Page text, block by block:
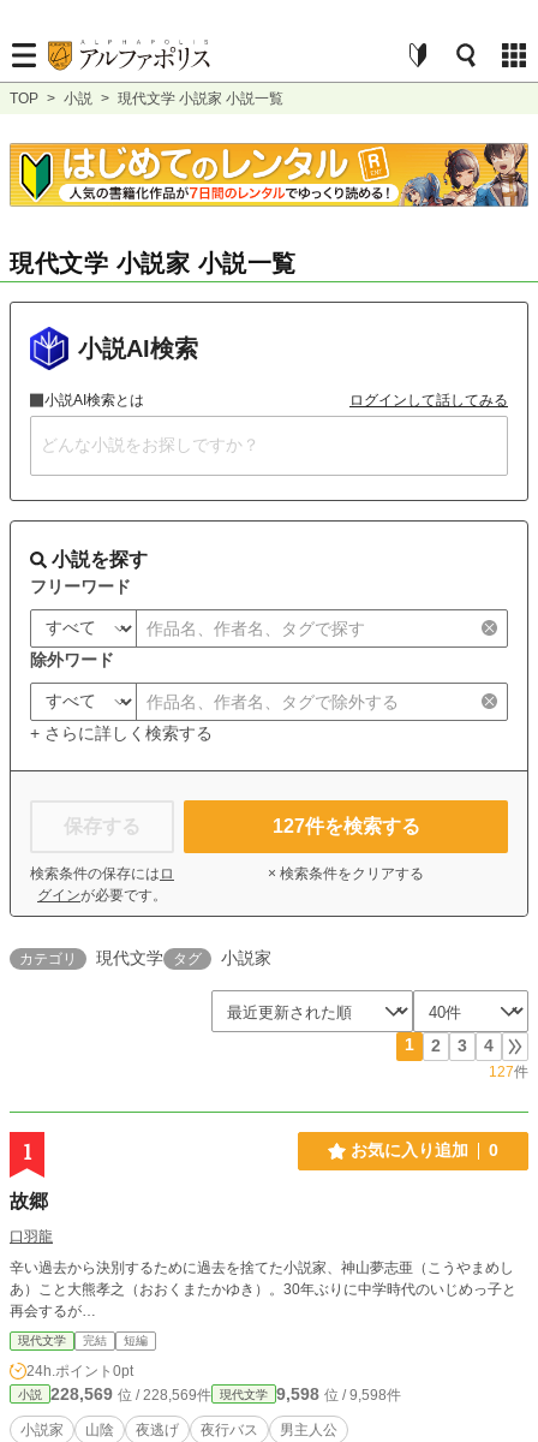
TOP > 小説 > 現代文学 小説家 小説一覧
現代文学 小説家 小説一覧
小説AI検索
小説AI検索とは ログインして話してみる
小説を探す
フリーワード
除外ワード
+ さらに詳しく検索する
保存する
検索条件の保存には ロ
グインが必要です。
127件を検索する
× 検索条件をクリアする
カテゴリ 現代文学 タグ 小説家
1 2 3 4
127件
1 お気に入り追加 0
故郷
口羽龍
辛い過去から決別するために過去を捨てた小説家、神山夢志亜（こうやまめし
あ）こと大熊孝之（おおくまたかゆき）。30年ぶりに中学時代のいじめっ子と
再会するが…
現代文学 完結 短編
24h.ポイント 0pt
小説 228,569 位 / 228,569件 現代文学 9,598 位 / 9,598件
小説家 山陰 夜逃げ 夜行バス 男主人公